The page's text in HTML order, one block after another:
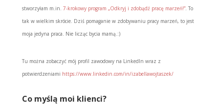
stworzyłam m.in. 7-krokowy program „Odkryj i zdobądź pracę marzeń!”. To
tak w wielkim skrócie. Dziś pomaganie w zdobywaniu pracy marzeń, to jest
moja jedyna praca. Nie licząc bycia mamą.:)
Tu można zobaczyć mój profil zawodowy na LinkedIn wraz z
potwierdzeniami https://www.linkedin.com/in/izabellawojtaszek/
Co myślą moi klienci?